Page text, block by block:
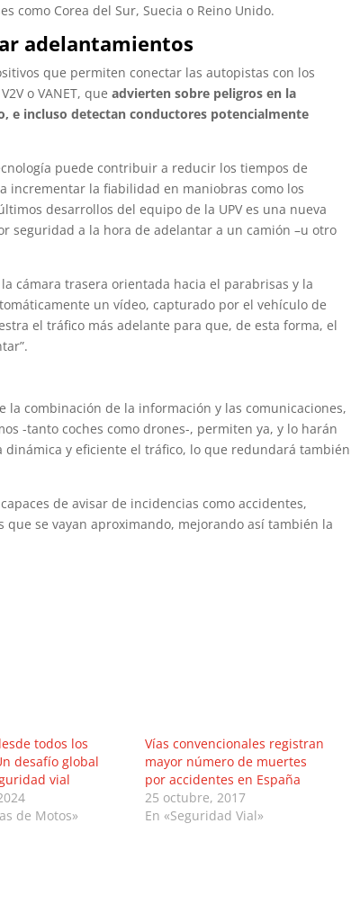
como Corea del Sur, Suecia o Reino Unido.
adelantamientos
que permiten conectar las autopistas con los
o VANET, queadvierten sobre peligros en la
e incluso detectan conductores potencialmente
puede contribuir a reducir los tiempos de
incrementar la fiabilidad en maniobras como los
desarrollos del equipo de la UPV es una nueva
seguridad a la hora de adelantar a un camión –u otro
cámara trasera orientada hacia el parabrisas y la
un vídeo, capturado por el vehículo de
el tráfico más adelante para que, de esta forma, el
la combinación de la información y las comunicaciones,
-tanto coches como drones-, permiten ya, y lo harán
y eficiente el tráfico, lo que redundará también
de avisar de incidencias como accidentes,
se vayan aproximando, mejorando así también la
todos los
desafío global
vial
de Motos»
Vías convencionales registran
mayor número de muertes
por accidentes en España
25 octubre, 2017
En «Seguridad Vial»